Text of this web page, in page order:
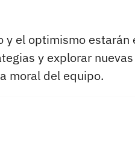
y el optimismo estarán
y explorar nuevas
moral del equipo.